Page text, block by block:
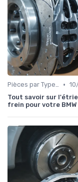
Pièces par Type (Freins, Moteur, etc.) •
Tout savoir sur
frein pour votre BMW